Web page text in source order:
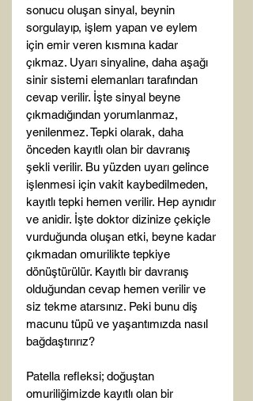
sonucu oluşan sinyal, beynin
sorgulayıp, işlem yapan ve eylem
için emir veren kısmına kadar
çıkmaz. Uyarı sinyaline, daha aşağı
sinir sistemi elemanları tarafından
cevap verilir. İşte sinyal beyne
çıkmadığından yorumlanmaz,
yenilenmez. Tepki olarak, daha
önceden kayıtlı olan bir davranış
şekli verilir. Bu yüzden uyarı gelince
işlenmesi için vakit kaybedilmeden,
kayıtlı tepki hemen verilir. Hep aynıdır
ve anidir. İşte doktor dizinize çekiçle
vurduğunda oluşan etki, beyne kadar
çıkmadan omurilikte tepkiye
dönüştürülür. Kayıtlı bir davranış
olduğundan cevap hemen verilir ve
siz tekme atarsınız. Peki bunu diş
macunu tüpü ve yaşantımızda nasıl
bağdaştırırız?
Patella refleksi; doğuştan
omuriliğimizde kayıtlı olan bir